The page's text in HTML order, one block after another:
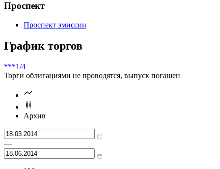
Проспект
Проспект эмиссии
График торгов
***1/4
Торги облигациями не проводятся, выпуск погашен
Архив
—